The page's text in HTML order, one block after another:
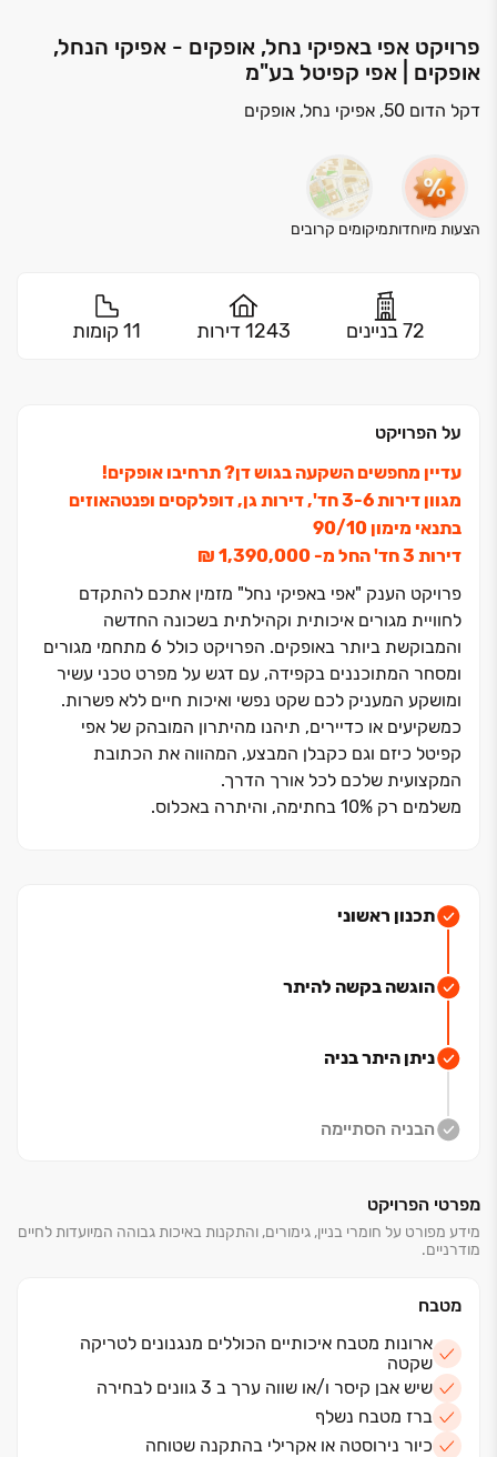
פרויקט אפי באפיקי נחל, אופקים - אפיקי הנחל,
אופקים | אפי קפיטל בע"מ
דקל הדום 50, אפיקי נחל, אופקים
הצעות מיוחדותמיקומים קרובים
72 בניינים 1243 דירות 11 קומות
על הפרויקט
עדיין מחפשים השקעה בגוש דן? תרחיבו אופקים!
מגוון דירות ‏3-6 חד', דירות גן, דופלקסים ופנטהאוזים
בתנאי מימון ‏10/‏90
דירות ‏3 חד' החל מ- ‏1,390,000 ‏₪
פרויקט הענק "אפי באפיקי נחל" מזמין אתכם להתקדם
לחוויית מגורים איכותית וקהילתית בשכונה החדשה
והמבוקשת ביותר באופקים. הפרויקט כולל ‏6 מתחמי מגורים
ומסחר המתוכננים בקפידה, עם דגש על מפרט טכני עשיר
ומושקע המעניק לכם שקט נפשי ואיכות חיים ללא פשרות.
כמשקיעים או כדיירים, תיהנו מהיתרון המובהק של אפי
קפיטל כיזם וגם כקבלן המבצע, המהווה את הכתובת
המקצועית שלכם לכל אורך הדרך.
משלמים רק ‏10% בחתימה, והיתרה באכלוס.
המתחדש.
ומוסדות תרבות
אפיקי נחל".
תכנון ראשוני
הוגשה בקשה להיתר
ניתן היתר בניה
הבניה הסתיימה
מפרטי הפרויקט
מידע מפורט על חומרי בניין, גימורים, והתקנות באיכות גבוהה המיועדות לחיים
מודרניים.
מטבח
ארונות מטבח איכותיים הכוללים מנגנונים לטריקה
שקטה
שיש אבן קיסר ו/או שווה ערך ב 3 גוונים לבחירה
ברז מטבח נשלף
כיור נירוסטה או אקרילי בהתקנה שטוחה